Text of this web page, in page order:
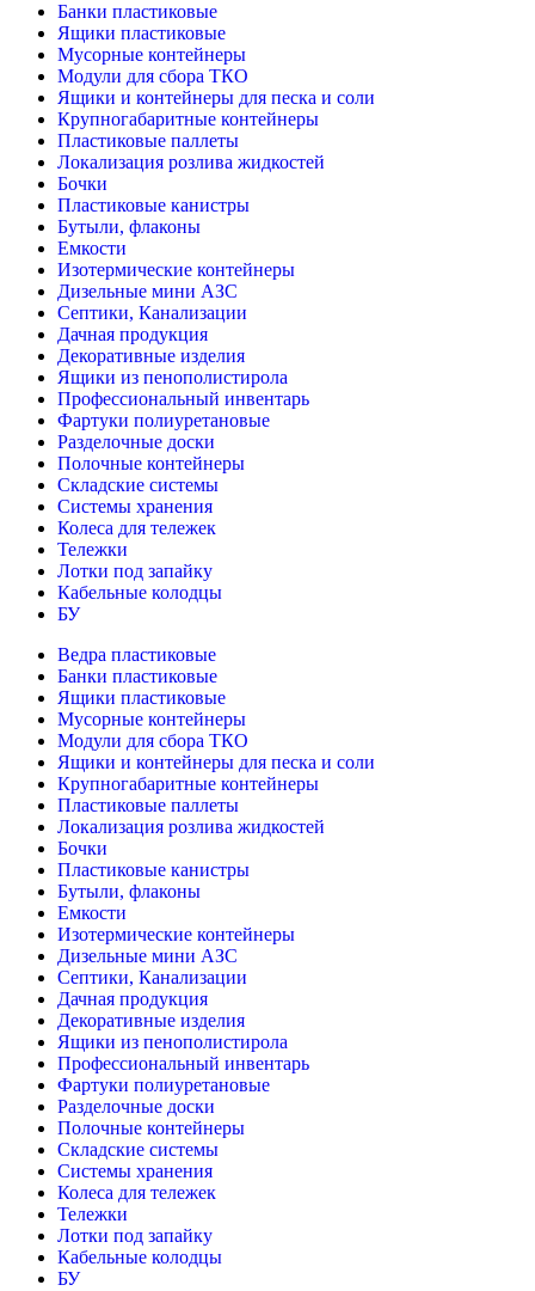
Банки пластиковые
Ящики пластиковые
Мусорные контейнеры
Модули для сбора ТКО
Ящики и контейнеры для песка и соли
Крупногабаритные контейнеры
Пластиковые паллеты
Локализация розлива жидкостей
Бочки
Пластиковые канистры
Бутыли, флаконы
Емкости
Изотермические контейнеры
Дизельные мини АЗС
Септики, Канализации
Дачная продукция
Декоративные изделия
Ящики из пенополистирола
Профессиональный инвентарь
Фартуки полиуретановые
Разделочные доски
Полочные контейнеры
Складские системы
Системы хранения
Колеса для тележек
Тележки
Лотки под запайку
Кабельные колодцы
БУ
Ведра пластиковые
Банки пластиковые
Ящики пластиковые
Мусорные контейнеры
Модули для сбора ТКО
Ящики и контейнеры для песка и соли
Крупногабаритные контейнеры
Пластиковые паллеты
Локализация розлива жидкостей
Бочки
Пластиковые канистры
Бутыли, флаконы
Емкости
Изотермические контейнеры
Дизельные мини АЗС
Септики, Канализации
Дачная продукция
Декоративные изделия
Ящики из пенополистирола
Профессиональный инвентарь
Фартуки полиуретановые
Разделочные доски
Полочные контейнеры
Складские системы
Системы хранения
Колеса для тележек
Тележки
Лотки под запайку
Кабельные колодцы
БУ